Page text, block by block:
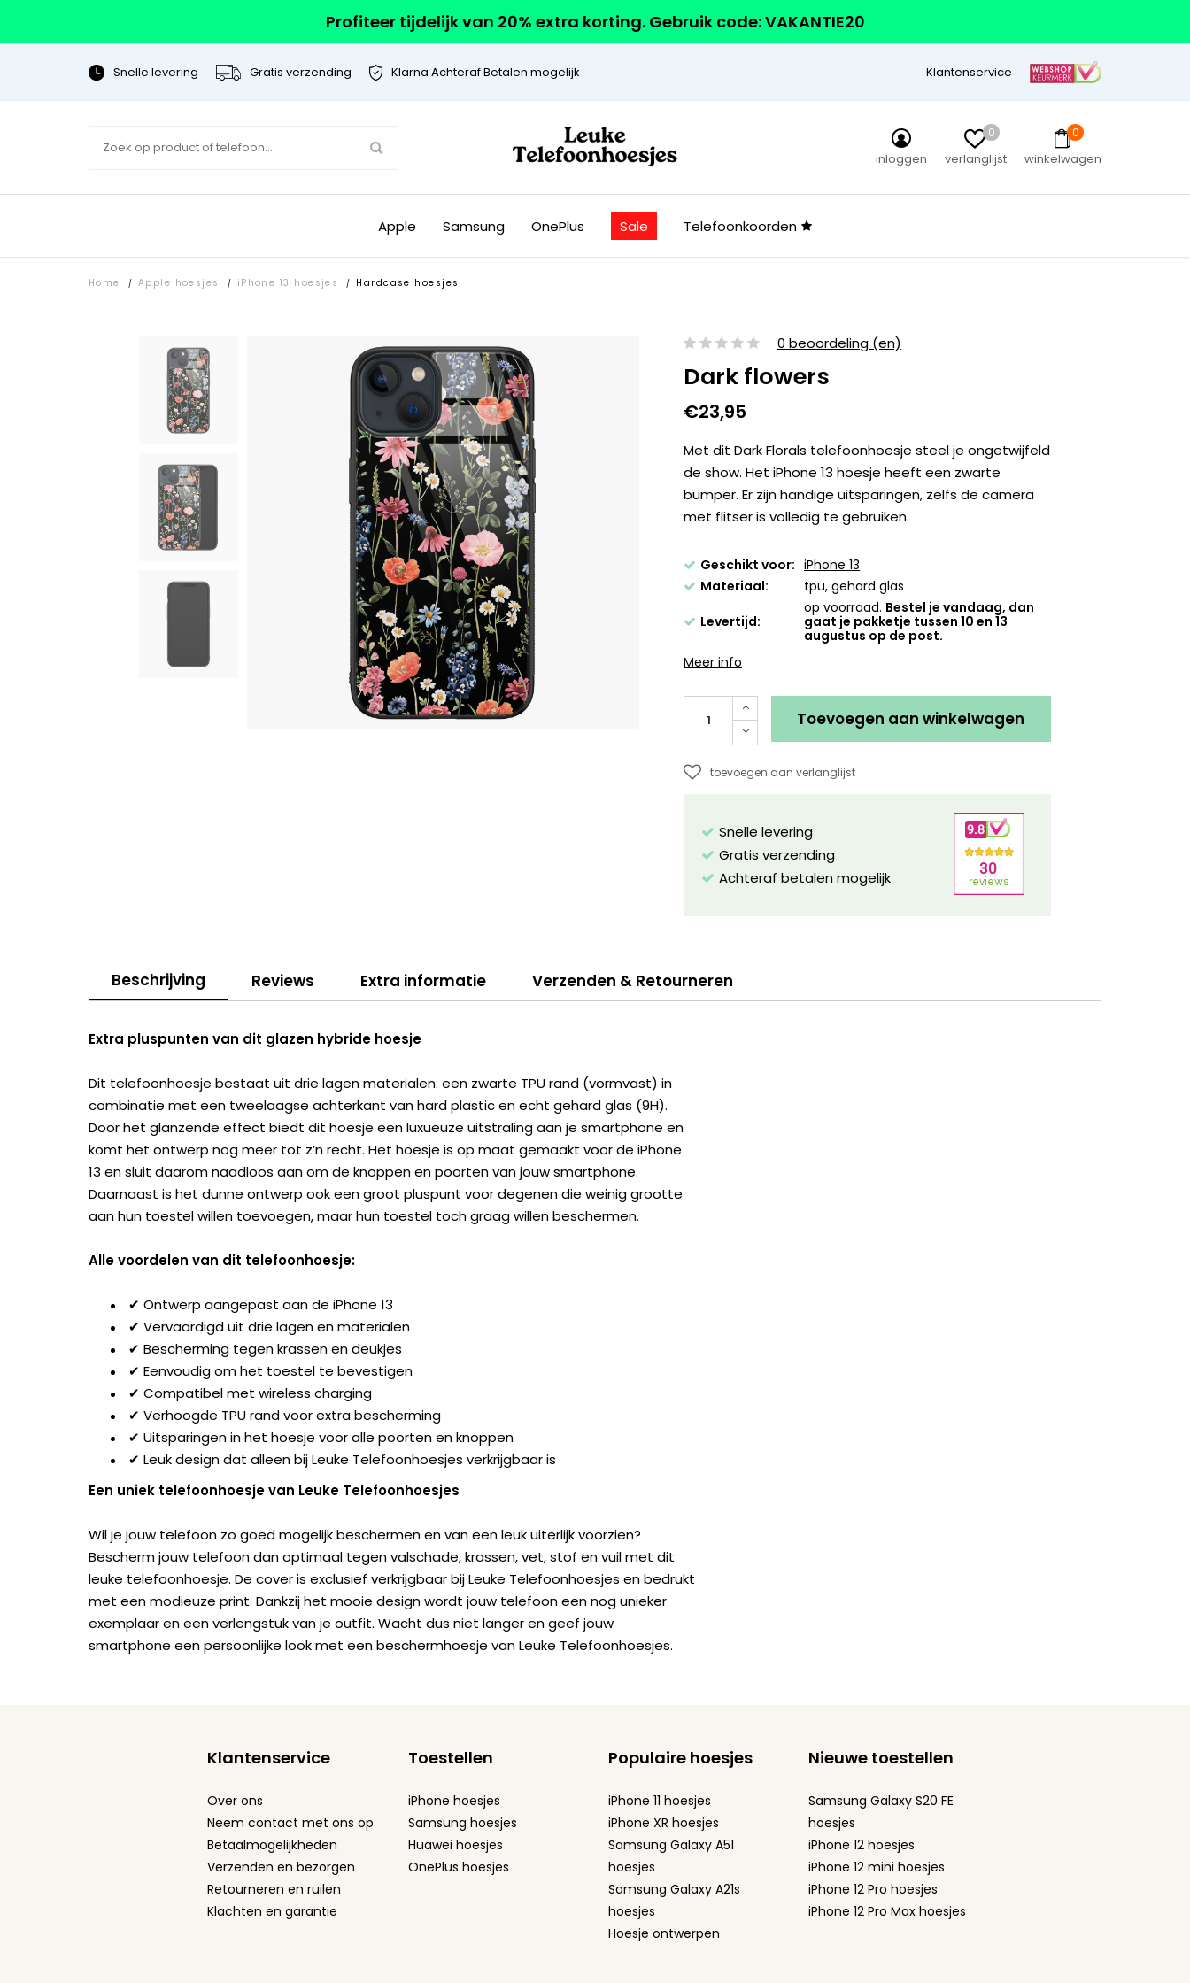
Profiteer tijdelijk van 20% extra korting. Gebruik code: VAKANTIE20
Snelle levering Gratis verzending Klarna Achteraf Betalen mogelijk Klantenservice
inloggen
0
verlanglijst
0
winkelwagen
Apple Samsung OnePlus Sale Telefoonkoorden
Home / Apple hoesjes / iPhone 13 hoesjes / Hardcase hoesjes
0 beoordeling (en)
Dark flowers
€23,95
Met dit Dark Florals telefoonhoesje steel je ongetwijfeld
de show. Het iPhone 13 hoesje heeft een zwarte
bumper. Er zijn handige uitsparingen, zelfs de camera
met flitser is volledig te gebruiken.
Geschikt voor: iPhone 13
Materiaal:
tpu, gehard glas
Levertijd:
op voorraad. Bestel je vandaag, dan
gaat je pakketje tussen 10 en 13
augustus op de post.
Meer info
Toevoegen aan winkelwagen
toevoegen aan verlanglijst
Snelle levering
Gratis verzending
Achteraf betalen mogelijk
Beschrijving Reviews Extra informatie Verzenden & Retourneren
Extra pluspunten van dit glazen hybride hoesje
Dit telefoonhoesje bestaat uit drie lagen materialen: een zwarte TPU rand (vormvast) in
combinatie met een tweelaagse achterkant van hard plastic en echt gehard glas (9H).
Door het glanzende effect biedt dit hoesje een luxueuze uitstraling aan je smartphone en
komt het ontwerp nog meer tot z’n recht. Het hoesje is op maat gemaakt voor de iPhone
13 en sluit daarom naadloos aan om de knoppen en poorten van jouw smartphone.
Daarnaast is het dunne ontwerp ook een groot pluspunt voor degenen die weinig grootte
aan hun toestel willen toevoegen, maar hun toestel toch graag willen beschermen.
Alle voordelen van dit telefoonhoesje:
✔ Ontwerp aangepast aan de iPhone 13
✔ Vervaardigd uit drie lagen en materialen
✔ Bescherming tegen krassen en deukjes
✔ Eenvoudig om het toestel te bevestigen
✔ Compatibel met wireless charging
✔ Verhoogde TPU rand voor extra bescherming
✔ Uitsparingen in het hoesje voor alle poorten en knoppen
✔ Leuk design dat alleen bij Leuke Telefoonhoesjes verkrijgbaar is
Een uniek telefoonhoesje van Leuke Telefoonhoesjes
Wil je jouw telefoon zo goed mogelijk beschermen en van een leuk uiterlijk voorzien?
Bescherm jouw telefoon dan optimaal tegen valschade, krassen, vet, stof en vuil met dit
leuke telefoonhoesje. De cover is exclusief verkrijgbaar bij Leuke Telefoonhoesjes en bedrukt
met een modieuze print. Dankzij het mooie design wordt jouw telefoon een nog unieker
exemplaar en een verlengstuk van je outfit. Wacht dus niet langer en geef jouw
smartphone een persoonlijke look met een beschermhoesje van Leuke Telefoonhoesjes.
Klantenservice
Over ons
Neem contact met ons op
Betaalmogelijkheden
Verzenden en bezorgen
Retourneren en ruilen
Klachten en garantie
Toestellen
iPhone hoesjes
Samsung hoesjes
Huawei hoesjes
OnePlus hoesjes
Populaire hoesjes
iPhone 11 hoesjes
iPhone XR hoesjes
Samsung Galaxy A51
hoesjes
Samsung Galaxy A21s
hoesjes
Hoesje ontwerpen
Nieuwe toestellen
Samsung Galaxy S20 FE
hoesjes
iPhone 12 hoesjes
iPhone 12 mini hoesjes
iPhone 12 Pro hoesjes
iPhone 12 Pro Max hoesjes